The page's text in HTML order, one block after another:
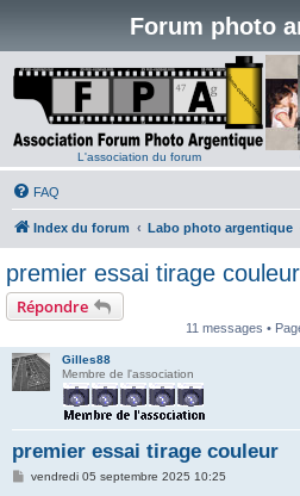
Forum photo
L'association du forum
FAQ
Index du forum Labo photo argentique
premier essai tirage couleur
Répondre
11 messages •
Gilles88
Membre de l'association
premier essai tirage couleur
Mvendredi 05 septembre 2025 10:25